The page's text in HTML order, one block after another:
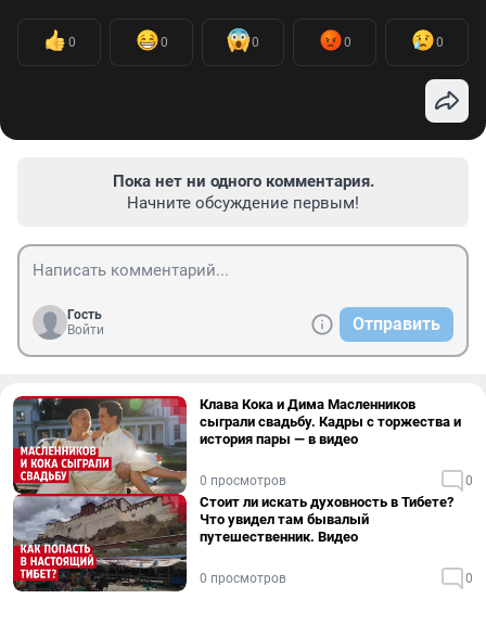
0 0 0 0 0
Пока нет ни одного комментария.
Начните обсуждение первым!
Гость
Войти
Отправить
Клава Кока и Дима Масленников
сыграли свадьбу. Кадры с торжества и
история пары — в видео
0 просмотров 0
Стоит ли искать духовность в Тибете?
Что увидел там бывалый
путешественник. Видео
0 просмотров 0